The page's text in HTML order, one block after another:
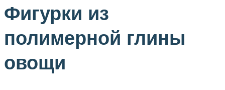
Фигурки из
полимерной глины
овощи